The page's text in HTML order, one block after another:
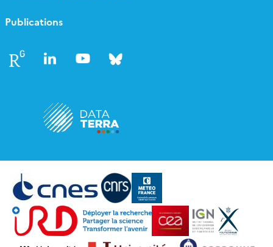
Publications
Follow Follow